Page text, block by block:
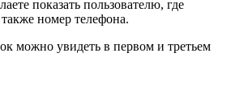
показать пользователю, где
номер телефона.
можно увидеть в первом и третьем